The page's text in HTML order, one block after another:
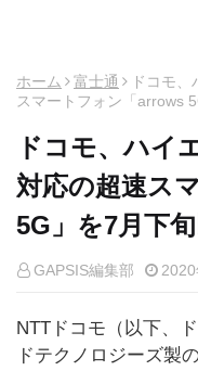
ホーム 富士通
ドコモ
スマートフォン「arrows
ドコモ、ハイ
対応の超速ス
5G」を7月下
GAPSIS編集部
NTTドコモ（以下、
ドテクノロジーズ製